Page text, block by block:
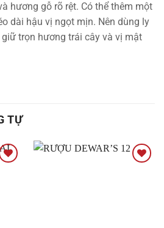
hương gỗ rõ rệt. Có thể thêm một
dài hậu vị ngọt mịn. Nên dùng ly
trọn hương trái cây và vị mật
TỰ